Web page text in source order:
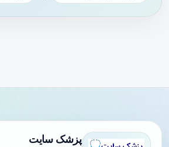
پزشک سایت